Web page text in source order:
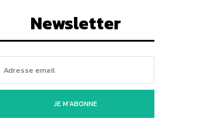
Newsletter
JE M'ABONNE